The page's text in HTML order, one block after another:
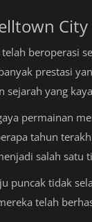
City
beroperasi
prestasi
sejarah yang
permainan
tahun
salah
puncak tidak
telah